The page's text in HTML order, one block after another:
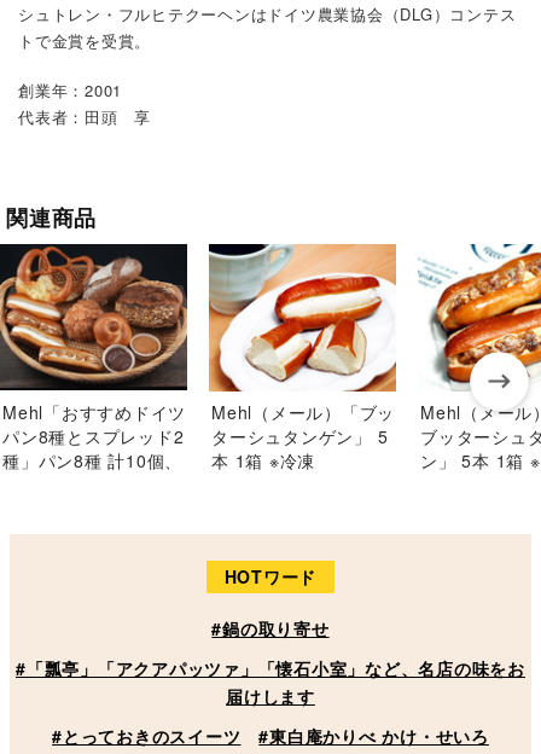
シュトレン・フルヒテクーヘンはドイツ農業協会（DLG）コンテス
トで金賞を受賞。
創業年：2001
代表者：田頭 享
関連商品
Mehl「おすすめドイツ
パン8種とスプレッド2
種」パン8種 計10個、
Mehl（メール）「ブッ
ターシュタンゲン」 5
本 1箱 ※冷凍
Mehl（メール
ブッターシュ
ン」 5本 1箱
HOTワード
#鍋の取り寄せ
#「瓢亭」「アクアパッツァ」「懐石小室」など、名店の味をお
届けします
#とっておきのスイーツ
#東白庵かりべ かけ・せいろ